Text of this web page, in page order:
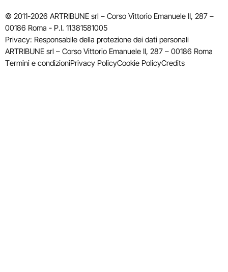
© 2011-2026 ARTRIBUNE srl – Corso Vittorio Emanuele II, 287 –
00186 Roma - P.I. 11381581005
Privacy: Responsabile della protezione dei dati personali
ARTRIBUNE srl – Corso Vittorio Emanuele II, 287 – 00186 Roma
Termini e condizioniPrivacy PolicyCookie PolicyCredits